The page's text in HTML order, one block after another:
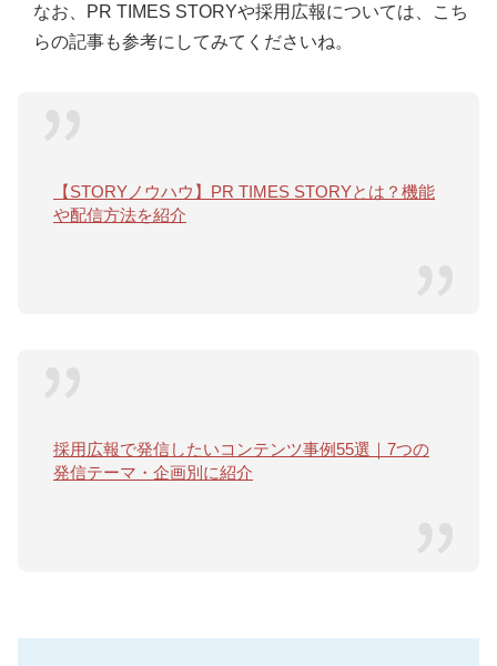
なお、PR TIMES STORYや採用広報については、こち
らの記事も参考にしてみてくださいね。
【STORYノウハウ】PR TIMES STORYとは？機能
や配信方法を紹介
採用広報で発信したいコンテンツ事例55選｜7つの
発信テーマ・企画別に紹介